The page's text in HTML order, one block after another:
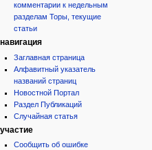
комментарии к недельным
разделам Торы, текущие
статьи
навигация
Заглавная страница
Алфавитный указатель
названий страниц
Новостной Портал
Раздел Публикаций
Случайная статья
участие
Сообщить об ошибке